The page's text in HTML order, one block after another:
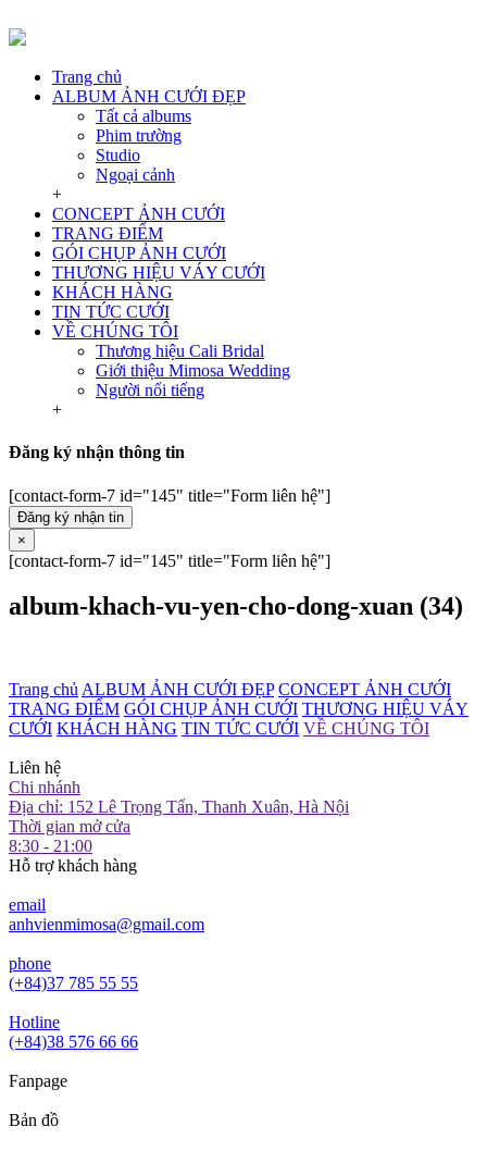
Trang chủ
ALBUM ẢNH CƯỚI ĐẸP
Tất cả albums
Phim trường
Studio
Ngoại cảnh
+
CONCEPT ẢNH CƯỚI
TRANG ĐIỂM
GÓI CHỤP ẢNH CƯỚI
THƯƠNG HIỆU VÁY CƯỚI
KHÁCH HÀNG
TIN TỨC CƯỚI
VỀ CHÚNG TÔI
Thương hiệu Cali Bridal
Giới thiệu Mimosa Wedding
Người nổi tiếng
+
Đăng ký nhận thông tin
[contact-form-7 id="145" title="Form liên hệ"]
Đăng ký nhận tin
×
[contact-form-7 id="145" title="Form liên hệ"]
album-khach-vu-yen-cho-dong-xuan (34)
Trang chủ ALBUM ẢNH CƯỚI ĐẸP CONCEPT ẢNH CƯỚI
TRANG ĐIỂM GÓI CHỤP ẢNH CƯỚI THƯƠNG HIỆU VÁY
CƯỚI KHÁCH HÀNG TIN TỨC CƯỚI VỀ CHÚNG TÔI
Liên hệ
Chi nhánh
Địa chỉ: 152 Lê Trọng Tấn, Thanh Xuân, Hà Nội
Thời gian mở cửa
8:30 - 21:00
Hỗ trợ khách hàng
email
anhvienmimosa@gmail.com
phone
(+84)37 785 55 55
Hotline
(+84)38 576 66 66
Fanpage
Bản đồ